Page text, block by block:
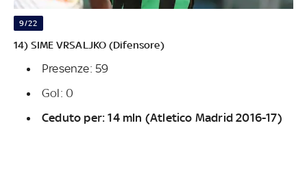
9/22
14) SIME VRSALJKO (Difensore)
Presenze: 59
Gol: 0
Ceduto per: 14 mln (Atletico Madrid 2016-17)